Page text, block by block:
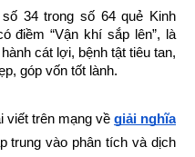
34 trong số 64 quẻ Kinh
điềm “Vận khí sắp lên”, là
cát lợi, bệnh tật tiêu tan,
góp vốn tốt lành.
viết trên mạng về giải nghĩa
trung vào phân tích và dịch